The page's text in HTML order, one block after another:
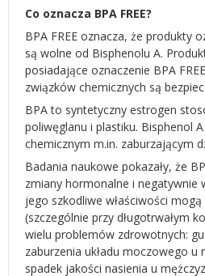
Co oznacza BPA FREE?
BPA FREE oznacza, że produkty
są wolne od Bisphenolu A.
posiadające oznaczenie BPA
związków chemicznych są
BPA to syntetyczny estrogen
poliwęglanu i plastiku. Bisphenol
chemicznym m.in. zaburzającym
Badania naukowe pokazały, że
zmiany hormonalne i negatywnie
jego szkodliwe właściwości mogą
(szczególnie przy długotrwałym
wielu problemów zdrowotnych:
zaburzenia układu moczowego u
spadek jakości nasienia u